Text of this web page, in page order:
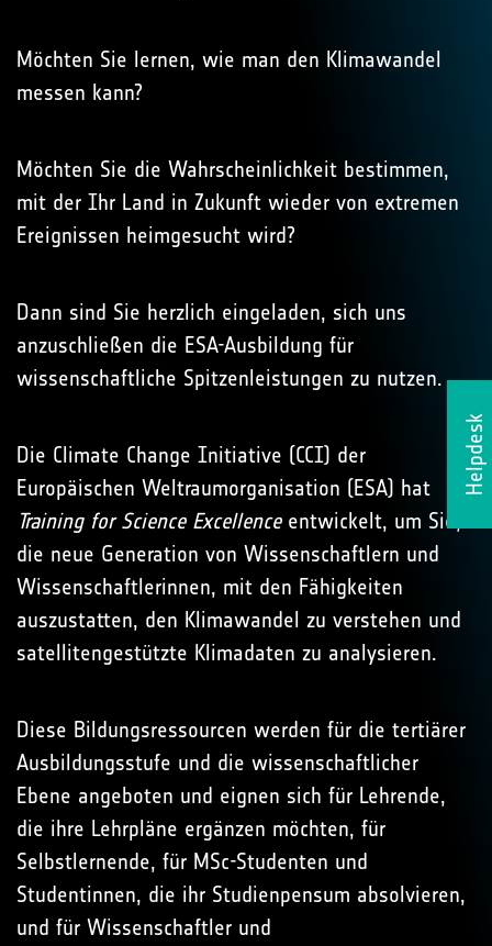
Helpdesk
Möchten Sie lernen, wie man den Klimawandel
messen kann?
Möchten Sie die Wahrscheinlichkeit bestimmen,
mit der Ihr Land in Zukunft wieder von extremen
Ereignissen heimgesucht wird?
Dann sind Sie herzlich eingeladen, sich uns
anzuschließen die ESA-Ausbildung für
wissenschaftliche Spitzenleistungen zu nutzen.
Die Climate Change Initiative (CCI) der
Europäischen Weltraumorganisation (ESA) hat
Training for Science Excellenceentwickelt, um Sie,
die neue Generation von Wissenschaftlern und
Wissenschaftlerinnen, mit den Fähigkeiten
auszustatten, den Klimawandel zu verstehen und
satellitengestützte Klimadaten zu analysieren.
Diese Bildungsressourcen werden für die tertiärer
Ausbildungsstufe und die wissenschaftlicher
Ebene angeboten und eignen sich für Lehrende,
die ihre Lehrpläne ergänzen möchten, für
Selbstlernende, für MSc-Studenten und
Studentinnen, die ihr Studienpensum absolvieren,
und für Wissenschaftler und